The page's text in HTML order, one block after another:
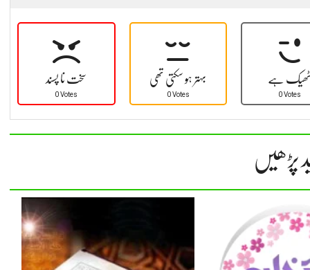
سخت نا پسند
0 Votes
بہتر ہو سکتی تھی
0 Votes
ہے
0 Votes
پڑھیں